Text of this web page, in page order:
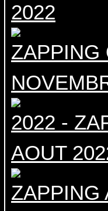
2022
ZAPPING
2022 -
AOUT
ZAPPING